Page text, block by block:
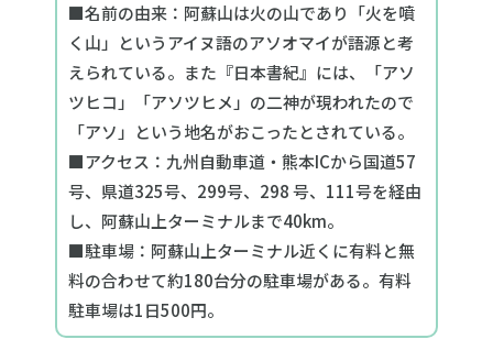
■名前の由来：阿蘇山は火の山であり「火を噴
く山」というアイヌ語のアソオマイが語源と考
えられている。また『日本書紀』には、「アソ
ツヒコ」「アソツヒメ」の二神が現われたので
「アソ」という地名がおこったとされている。
■アクセス：九州自動車道・熊本ICから国道57
号、県道325号、299号、298 号、111号を経由
し、阿蘇山上ターミナルまで40km。
■駐車場：阿蘇山上ターミナル近くに有料と無
料の合わせて約180台分の駐車場がある。有料
駐車場は1日500円。